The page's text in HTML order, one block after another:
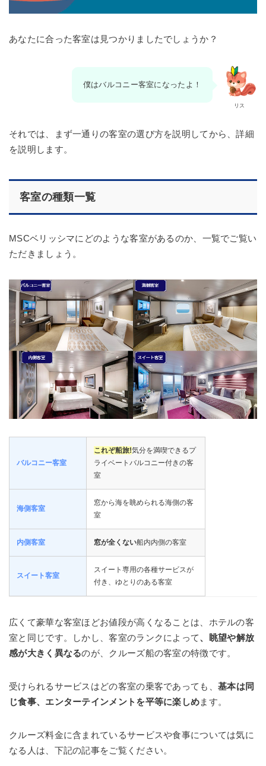
あなたに合った客室は見つかりましたでしょうか？
リス
僕はバルコニー客室になったよ！
それでは、まず一通りの客室の選び方を説明してから、詳細
を説明します。
客室の種類一覧
MSCベリッシマにどのような客室があるのか、一覧でご覧い
ただきましょう。
バルコニー客室
これぞ船旅!気分を満喫できるプ
ライベートバルコニー付きの客
室
海側客室
窓から海を眺められる海側の客
室
内側客室 窓が全くない船内内側の客室
スイート客室
スイート専用の各種サービスが
付き、ゆとりのある客室
広くて豪華な客室ほどお値段が高くなることは、ホテルの客
室と同じです。しかし、客室のランクによって、眺望や解放
感が大きく異なるのが、クルーズ船の客室の特徴です。
受けられるサービスはどの客室の乗客であっても、 基本は同
じ食事、エンターテインメントを平等に楽しめます。
クルーズ料金に含まれているサービスや食事については気に
なる人は、下記の記事をご覧ください。